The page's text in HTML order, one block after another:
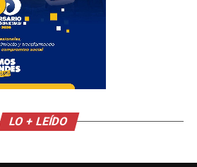
LO + LEÍDO